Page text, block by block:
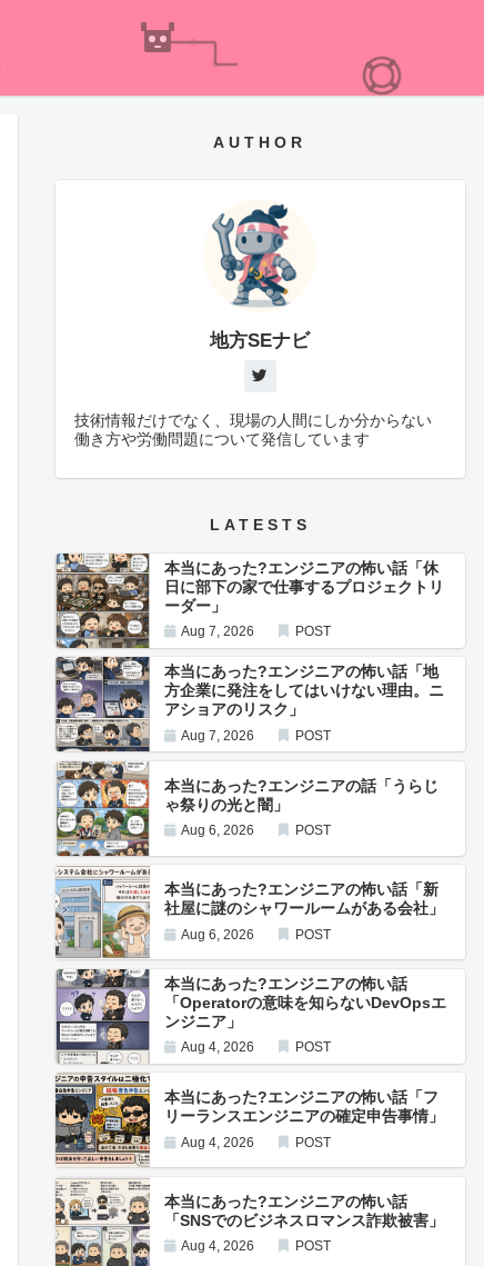
AUTHOR
地方SEナビ
技術情報だけでなく、現場の人間にしか分からない
働き方や労働問題について発信しています
LATESTS
本当にあった?エンジニアの怖い話「休
日に部下の家で仕事するプロジェクトリ
ーダー」
Aug 7, 2026 POST
本当にあった?エンジニアの怖い話「地
方企業に発注をしてはいけない理由。ニ
アショアのリスク」
Aug 7, 2026 POST
本当にあった?エンジニアの話「うらじ
ゃ祭りの光と闇」
Aug 6, 2026 POST
本当にあった?エンジニアの怖い話「新
社屋に謎のシャワールームがある会社」
Aug 6, 2026 POST
本当にあった?エンジニアの怖い話
「Operatorの意味を知らないDevOpsエ
ンジニア」
Aug 4, 2026 POST
本当にあった?エンジニアの怖い話「フ
リーランスエンジニアの確定申告事情」
Aug 4, 2026 POST
本当にあった?エンジニアの怖い話
「SNSでのビジネスロマンス詐欺被害」
Aug 4, 2026 POST